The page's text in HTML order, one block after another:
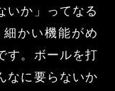
いか」ってなる
かい機能がめ
す。ボールを打
なに要らないか